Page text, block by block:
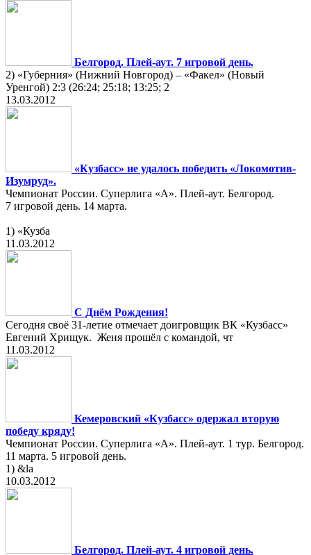
Белгород. Плей-аут. 7 игровой день.
2) «Губерния» (Нижний Новгород) – «Факел» (Новый
Уренгой) 2:3 (26:24; 25:18; 13:25; 2
13.03.2012
«Кузбасс» не удалось победить «Локомотив-
Изумруд».
Чемпионат России. Суперлига «А». Плей-аут. Белгород.
7 игровой день. 14 марта.
1) «Кузба
11.03.2012
С Днём Рождения!
Сегодня своё 31-летие отмечает доигровщик ВК «Кузбасс»
Евгений Хрищук. Женя прошёл с командой, чт
11.03.2012
Кемеровский «Кузбасс» одержал вторую
победу кряду!
Чемпионат России. Суперлига «А». Плей-аут. 1 тур. Белгород.
11 марта. 5 игровой день.
1) &la
10.03.2012
Белгород. Плей-аут. 4 игровой день.